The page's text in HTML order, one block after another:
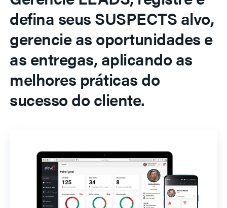
defina seus SUSPECTS alvo,
gerencie as oportunidades e
as entregas, aplicando as
melhores práticas do
sucesso do cliente.